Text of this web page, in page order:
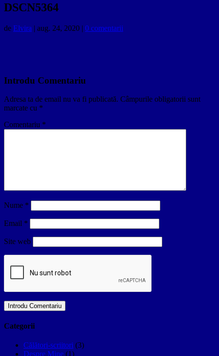
DSCN5364
de Elvira | aug. 24, 2020 | 0 comentarii
Introdu Comentariu
Adresa ta de email nu va fi publicată. Câmpurile obligatorii sunt
marcate cu *
Comentariu *
Nume *
Email *
Site web
Categorii
Călători-scriitori (3)
Despre Mine (1)